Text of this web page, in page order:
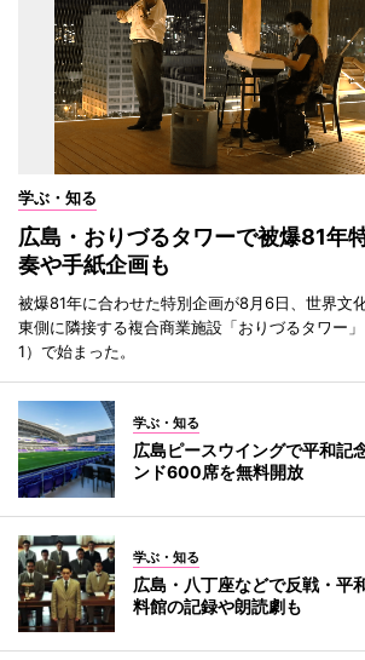
学ぶ・知る
広島・おりづるタワーで被爆81
奏や手紙企画も
被爆81年に合わせた特別企画が8月6日、世界文
東側に隣接する複合商業施設「おりづるタワー
1）で始まった。
学ぶ・知る
広島ピースウイングで平和
ンド600席を無料開放
学ぶ・知る
広島・八丁座などで反戦・
料館の記録や朗読劇も